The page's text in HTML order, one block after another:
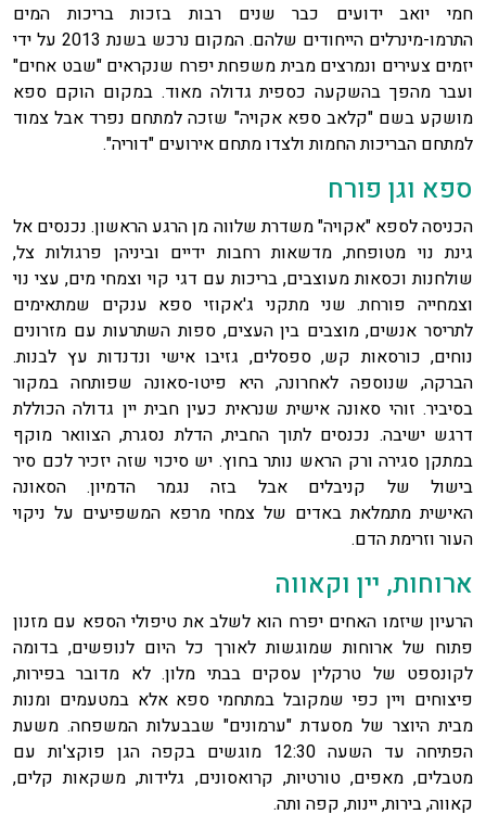
חמי יואב ידועים כבר שנים רבות בזכות בריכות המים
התרמו-מינרלים הייחודים שלהם. המקום נרכש בשנת 2013 על ידי
יזמים צעירים ונמרצים מבית משפחת יפרח שנקראים "שבט אחים"
ועבר מהפך בהשקעה כספית גדולה מאוד. במקום הוקם ספא
מושקע בשם "קלאב ספא אקויה" שזכה למתחם נפרד אבל צמוד
למתחם הבריכות החמות ולצדו מתחם אירועים "דוריה".
ספא וגן פורח
הכניסה לספא "אקויה" משדרת שלווה מן הרגע הראשון. נכנסים אל
גינת נוי מטופחת, מדשאות רחבות ידיים וביניהן פרגולות צל,
שולחנות וכסאות מעוצבים, בריכות עם דגי קוי וצמחי מים, עצי נוי
וצמחייה פורחת. שני מתקני ג'אקוזי ספא ענקים שמתאימים
לתריסר אנשים, מוצבים בין העצים, ספות השתרעות עם מזרונים
נוחים, כורסאות קש, ספסלים, גזיבו אישי ונדנדות עץ לבנות.
הברקה, שנוספה לאחרונה, היא פיטו-סאונה שפותחה במקור
בסיביר. זוהי סאונה אישית שנראית כעין חבית יין גדולה הכוללת
דרגש ישיבה. נכנסים לתוך החבית, הדלת נסגרת, הצוואר מוקף
במתקן סגירה ורק הראש נותר בחוץ. יש סיכוי שזה יזכיר לכם סיר
בישול של קניבלים אבל בזה נגמר הדמיון. הסאונה
האישית מתמלאת באדים של צמחי מרפא המשפיעים על ניקוי
העור וזרימת הדם.
ארוחות, יין וקאווה
הרעיון שיזמו האחים יפרח הוא לשלב את טיפולי הספא עם מזנון
פתוח של ארוחות שמוגשות לאורך כל היום לנופשים, בדומה
לקונספט של טרקלין עסקים בבתי מלון. לא מדובר בפירות,
פיצוחים ויין כפי שמקובל במתחמי ספא אלא במטעמים ומנות
מבית היוצר של מסעדת "ערמונים" שבבעלות המשפחה. משעת
הפתיחה עד השעה 12:30 מוגשים בקפה הגן פוקצ'ות עם
מטבלים, מאפים, טורטיות, קרואסונים, גלידות, משקאות קלים,
קאווה, בירות, יינות, קפה ותה.